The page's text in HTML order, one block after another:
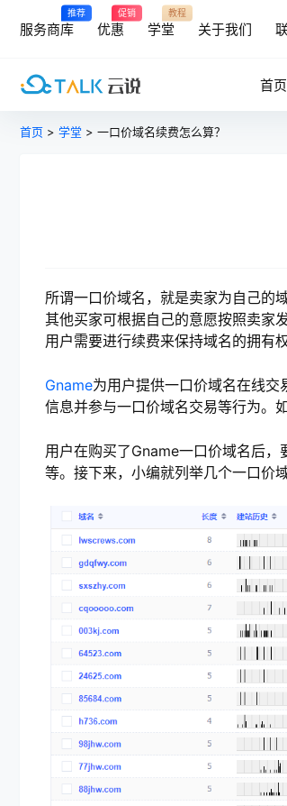
推荐
服务商库
促销
优惠
教程
学堂 关于我们
首页
首页 > 学堂 > 一口价域名续费怎么算？
所谓一口价域名，就是卖家为自己的
其他买家可根据自己的意愿按照卖家
用户需要进行续费来保持域名的拥有
Gname为用户提供一口价域名在线
信息并参与一口价域名交易等行为。
用户在购买了Gname一口价域名后
等。接下来，小编就列举几个一口价